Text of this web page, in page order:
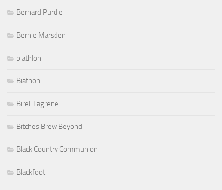
Bernard Purdie
Bernie Marsden
biathlon
Biathon
Bireli Lagrene
Bitches Brew Beyond
Black Country Communion
Blackfoot